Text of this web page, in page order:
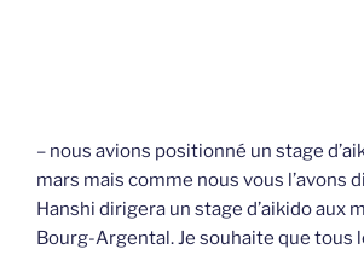
– nous avions positionné un stage
mars mais comme nous vous l’avons
Hanshi dirigera un stage d’aikido aux
Bourg-Argental. Je souhaite que tous